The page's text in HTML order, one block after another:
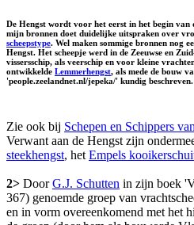
De Hengst wordt voor het eerst in het begin van
mijn bronnen doet duidelijke uitspraken over
scheepstype. Wel maken sommige bronnen nog
Hengst. Het scheepje werd in de Zeeuwse en
vissersschip, als veerschip en voor kleine
ontwikkelde Lemmerhengst, als mede de bouw
'people.zeelandnet.nl/jepeka/' kundig
Zie ook bij Schepen en Schippers
Verwant aan de Hengst zijn
steekhengst, het Empels
2> DoorG.J. Schutten in zijn boek
367) genoemde groep van
en in vorm overeenkomend met het